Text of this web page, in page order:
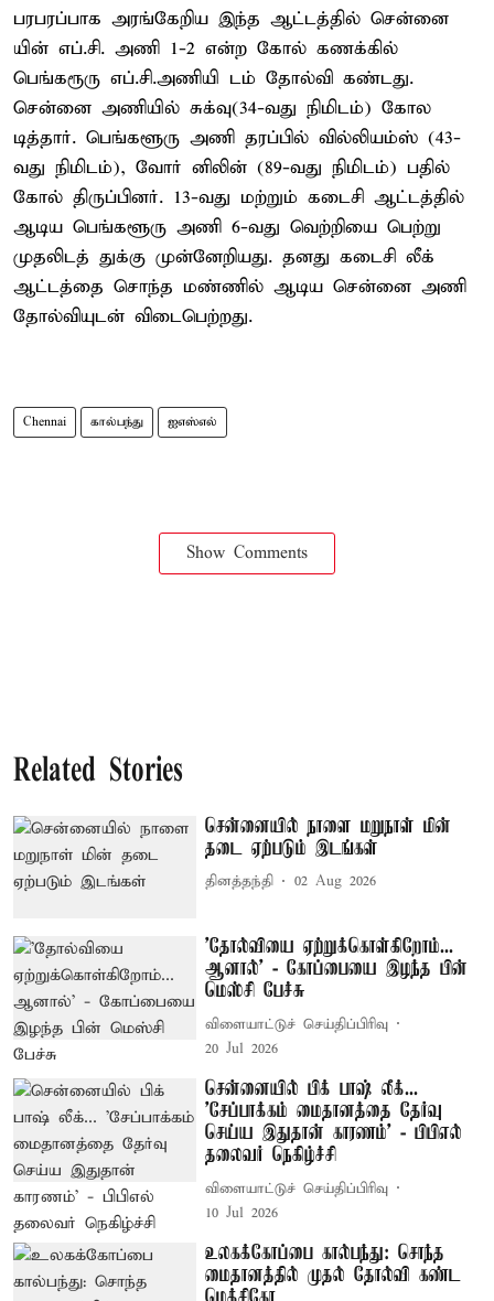
பரபரப்பாக அரங்கேறிய இந்த ஆட்டத்தில் சென்னை
யின் எப்.சி. அணி 1-2 என்ற கோல் கணக்கில்
பெங்கரூரு எப்.சி.அணியி டம் தோல்வி கண்டது.
சென்னை அணியில் சுக்வு(34-வது நிமிடம்) கோல
டித்தார். பெங்களூரு அணி தரப்பில் வில்லியம்ஸ் (43-
வது நிமிடம்), வோர் னிலின் (89-வது நிமிடம்) பதில்
கோல் திருப்பினர். 13-வது மற்றும் கடைசி ஆட்டத்தில்
ஆடிய பெங்களூரு அணி 6-வது வெற்றியை பெற்று
முதலிடத் துக்கு முன்னேறியது. தனது கடைசி லீக்
ஆட்டத்தை சொந்த மண்ணில் ஆடிய சென்னை அணி
தோல்வியுடன் விடைபெற்றது.
Chennai கால்பந்து ஐஎஸ்எல்
Show Comments
Related Stories
சென்னையில் நாளை மறுநாள் மின்
தடை ஏற்படும் இடங்கள்
தினத்தந்தி 02 Aug 2026
’தோல்வியை ஏற்றுக்கொள்கிறோம்...
ஆனால்’ - கோப்பையை இழந்த பின்
மெஸ்சி பேச்சு
விளையாட்டுச் செய்திப்பிரிவு
20 Jul 2026
சென்னையில் பிக் பாஷ் லீக்...
’சேப்பாக்கம் மைதானத்தை தேர்வு
செய்ய இதுதான் காரணம்’ - பிபிஎல்
தலைவர் நெகிழ்ச்சி
விளையாட்டுச் செய்திப்பிரிவு
10 Jul 2026
உலகக்கோப்பை கால்பந்து: சொந்த
மைதானத்தில் முதல் தோல்வி கண்ட